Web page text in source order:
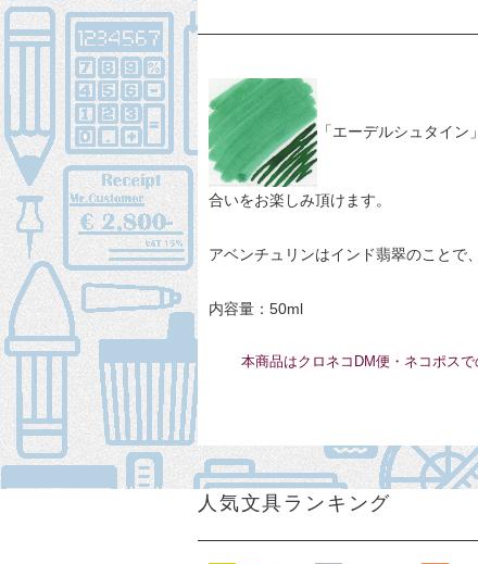
「エーデルシュタイン
合いをお楽しみ頂けます。
アベンチュリンはインド翡翠のことで
内容量：50ml
本商品はクロネコDM便・ネコポスで
人気文具ランキング